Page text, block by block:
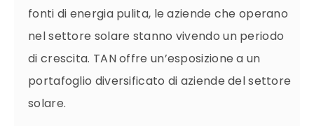
fonti di energia pulita, le aziende che operano
nel settore solare stanno vivendo un periodo
di crescita. TAN offre un’esposizione a un
portafoglio diversificato di aziende del settore
solare.